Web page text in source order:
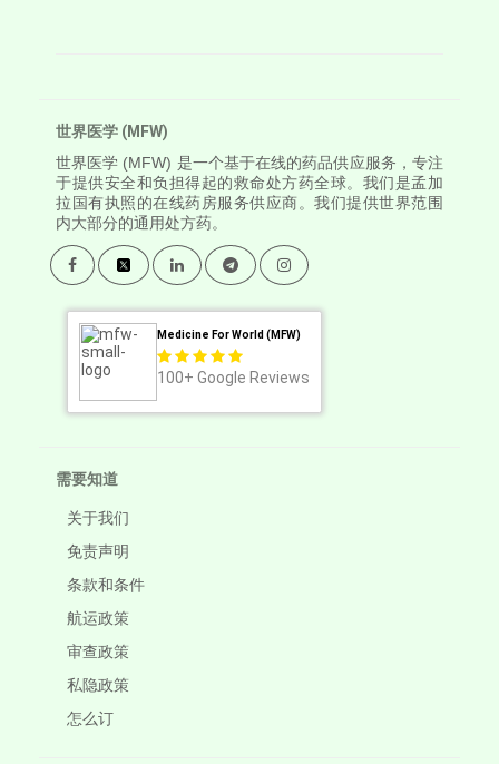
世界医学 (MFW)
世界医学 (MFW) 是一个基于在线的药品供应服务，专注
于提供安全和负担得起的救命处方药全球。我们是孟加
拉国有执照的在线药房服务供应商。我们提供世界范围
内大部分的通用处方药。
Medicine For World (MFW)
100+ Google Reviews
需要知道
关于我们
免责声明
条款和条件
航运政策
审查政策
私隐政策
怎么订